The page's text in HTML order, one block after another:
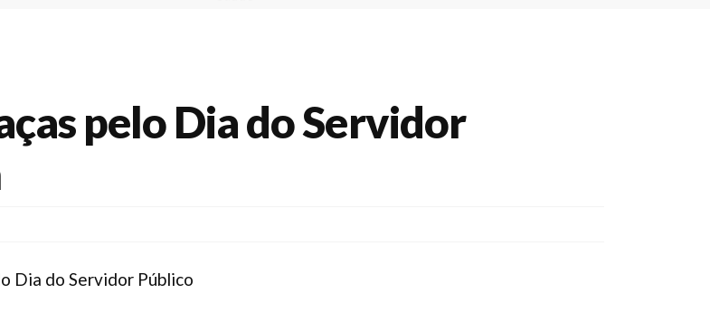
pelo Dia do Servidor
Dia do Servidor Público